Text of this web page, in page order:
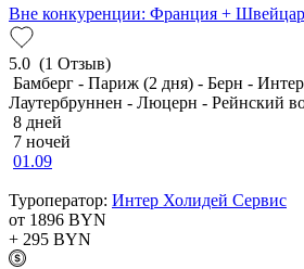
Вне конкуренции: Франция +
5.0 (1 Отзыв)
Бамберг - Париж (2 дня) - Берн -
Лаутербруннен - Люцерн - Рейнский
8 дней
7 ночей
01.09
Туроператор: Интер Холидей Сервис
от 1896 BYN
+ 295 BYN